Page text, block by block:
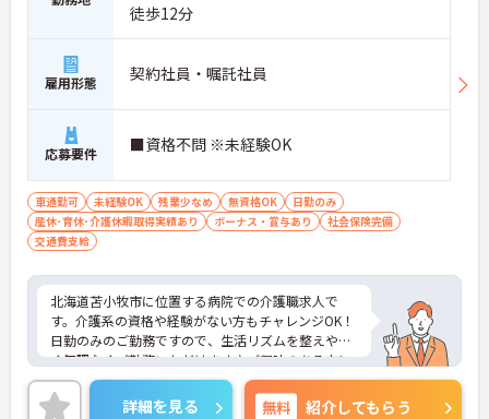
徒歩12分
雇用形態 契約社員・嘱託社員
応募要件 ■資格不問 ※未経験OK
車通勤可 未経験OK 残業少なめ 無資格OK
日勤のみ
産休･育休･介護休暇取得実績あり
ボーナス・賞与あり
社会保険完備
交通費支給
北海道苫小牧市に位置する病院での介護職求人で
す。介護系の資格や経験がない方もチャレンジOK！
日勤のみのご勤務ですので、生活リズムを整えやす
く無理なくご勤務いただけます♪ご興味のある方に
は、面接対策ポイントなど、さらに詳細をお話しい
たしますのでお気軽にご相談ください！
詳細を見る 無料 紹介してもらう